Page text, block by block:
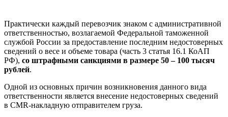
Практически каждый перевозчик знаком с административной
ответственностью, возлагаемой Федеральной таможенной
службой России за предоставление последним недостоверных
сведений о весе и объеме товара (часть 3 статья 16.1 КоАП
РФ), со штрафными санкциями в размере 50 – 100 тысяч
рублей.
Одной из основных причин возникновения данного вида
ответственности является внесение недостоверных сведений
в CMR-накладную отправителем груза.